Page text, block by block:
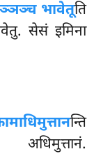
भावेतूति
सेसं इमिना
न्ति